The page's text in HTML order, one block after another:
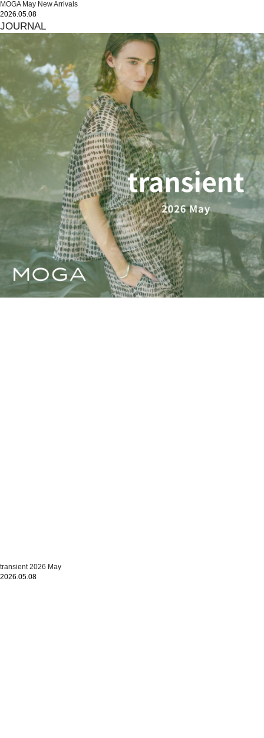
MOGA May New Arrivals
2026.05.08
JOURNAL
transient 2026 May
2026.05.08